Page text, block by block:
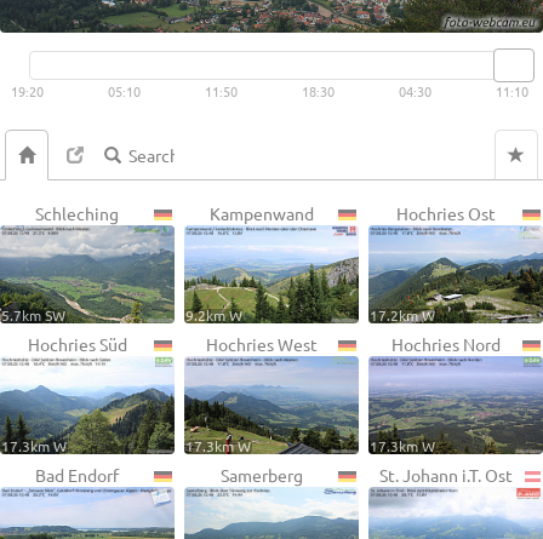
Live video available → View
19:20 05:10 11:50 18:30 04:30 11:10
Schleching
5.7km SW
Kampenwand
9.2km W
Hochries Ost
17.2km W
Hochries Süd
17.3km W
Hochries West
17.3km W
Hochries Nord
17.3km W
Bad Endorf Samerberg St. Johann i.T. Ost